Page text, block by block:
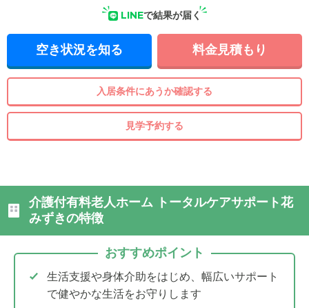
LINEで結果が届く
空き状況を知る 料金見積もり
入居条件にあうか確認する
見学予約する
介護付有料老人ホーム トータルケアサポート花
みずきの特徴
おすすめポイント
生活支援や身体介助をはじめ、幅広いサポート
で健やかな生活をお守りします